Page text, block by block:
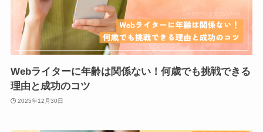
Webライターに年齢は関係ない！何歳でも挑戦できる
理由と成功のコツ
2025年12月30日